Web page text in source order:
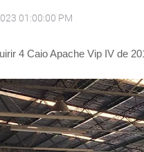
01:00:00 PM
4 Caio Apache Vip IV de